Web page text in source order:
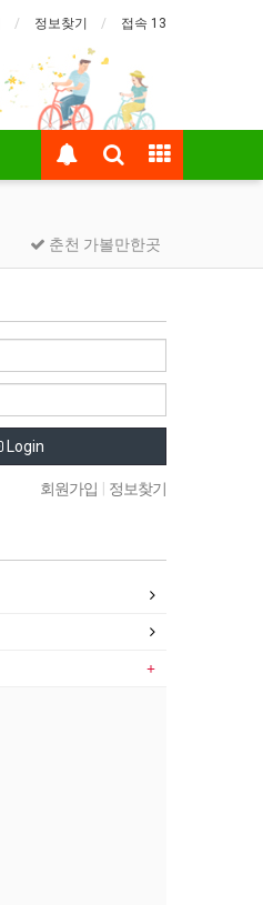
정보찾기 접속 13
춘천 가볼만한곳
Login
회원가입 정보찾기